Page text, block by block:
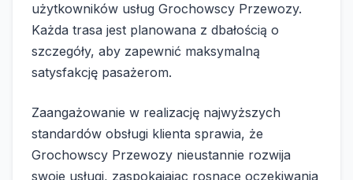
użytkowników usług Grochowscy Przewozy.
Każda trasa jest planowana z dbałością o
szczegóły, aby zapewnić maksymalną
satysfakcję pasażerom.
Zaangażowanie w realizację najwyższych
standardów obsługi klienta sprawia, że
Grochowscy Przewozy nieustannie rozwija
swoje usługi, zaspokajając rosnące oczekiwania